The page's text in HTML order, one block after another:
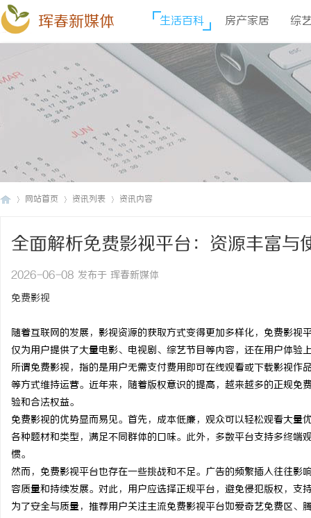
珲春新媒体 生活百科 房产家居 综
网站首页 资讯列表 资讯内容
全面解析免费影视平台：资源丰富与
2026-06-08 发布于 珲春新媒体
免费影视
随着互联网的发展，影视资源的获取方式变得更加多样化，免费影
仅为用户提供了大量电影、电视剧、综艺节目等内容，还在用户体验
所谓免费影视，指的是用户无需支付费用即可在线观看或下载影视
等方式维持运营。近年来，随着版权意识的提高，越来越多的正规
验和合法权益。
免费影视的优势显而易见。首先，成本低廉，观众可以轻松观看大
各种题材和类型，满足不同群体的口味。此外，多数平台支持多终
惯。
然而，免费影视平台也存在一些挑战和不足。广告的频繁插入往往
容质量和持续发展。对此，用户应选择正规平台，避免侵犯版权，支
为了安全与质量，推荐用户关注主流免费影视平台如爱奇艺免费区